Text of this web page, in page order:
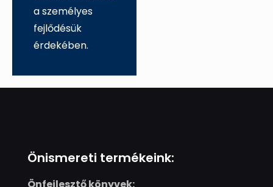
a személyes
fejlődésük
érdekében.
Önismereti termékeink: